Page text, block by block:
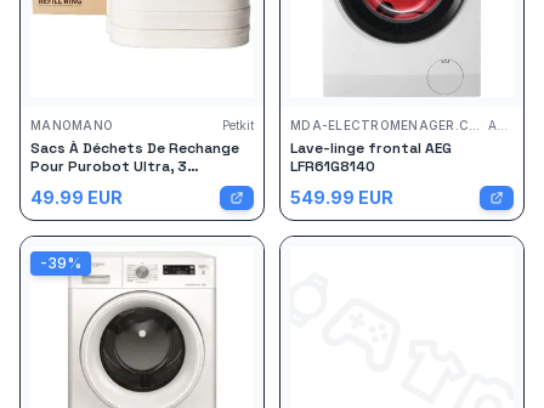
MANOMANO Petkit
Sacs À Déchets De Rechange
Pour Purobot Ultra, 3
Rouleaux, Grande Capacité,
Sacs Pour Litière
Autonettoyante Pour Chats -
Petkit
49.99 EUR
Lave-linge frontal AEG
LFR61G814O
549.99 EUR
-39%